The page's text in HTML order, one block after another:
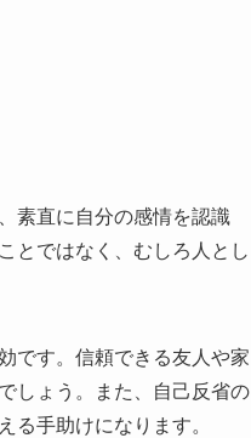
素直に自分の感情を認識
とではなく、むしろ人とし
です。信頼できる友人や家
しょう。また、自己反省の
る手助けになります。